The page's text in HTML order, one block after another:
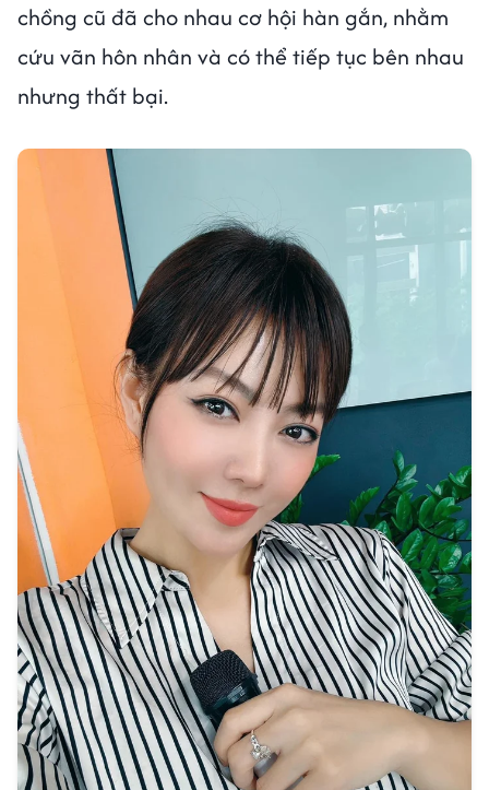
chồng cũ đã cho nhau cơ hội hàn gắn, nhằm
cứu vãn hôn nhân và có thể tiếp tục bên nhau
nhưng thất bại.